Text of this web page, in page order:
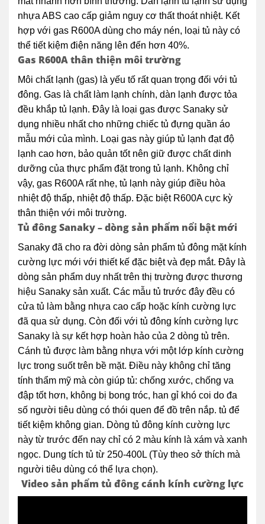
nhựa ABS cao cấp giảm nguy cơ thất thoát nhiệt. Kết
hợp với gas R600A dùng cho máy nén, loại tủ này có
thể tiết kiệm điện năng lên đến hơn 40%.
Gas R600A thân thiện môi trường
Môi chất lạnh (gas) là yếu tố rất quan trọng đối với tủ
đông. Gas là chất làm lạnh chính, dàn lạnh được tỏa
đều khắp tủ lạnh. Đây là loại gas được Sanaky sử
dụng nhiều nhất cho những chiếc tủ đựng quần áo
mẫu mới của mình. Loại gas này giúp tủ lạnh đạt độ
lạnh cao hơn, bảo quản tốt nên giữ được chất dinh
dưỡng của thực phẩm đặt trong tủ lạnh. Không chỉ
vậy, gas R600A rất nhẹ, tủ lạnh này giúp điều hòa
nhiệt độ thấp, nhiệt độ thấp. Đặc biệt R600A cực kỳ
thân thiện với môi trường.
Tủ đông Sanaky – dòng sản phẩm nổi bật mới
Sanaky đã cho ra đời dòng sản phẩm tủ đông mặt kính
cường lực mới với thiết kế đặc biệt và đẹp mắt. Đây là
dòng sản phẩm duy nhất trên thị trường được thương
hiệu Sanaky sản xuất. Các mẫu tủ trước đây đều có
cửa tủ làm bằng nhựa cao cấp hoặc kính cường lực
đã qua sử dụng. Còn đối với tủ đông kính cường lực
Sanaky là sự kết hợp hoàn hảo của 2 dòng tủ trên.
Cánh tủ được làm bằng nhựa với một lớp kính cường
lực trong suốt trên bề mặt. Điều này không chỉ tăng
tính thẩm mỹ mà còn giúp tủ: chống xước, chống va
đập tốt hơn, không bị bong tróc, han gỉ khó coi do đa
số người tiêu dùng có thói quen để đồ trên nắp. tủ để
tiết kiệm không gian. Dòng tủ đông kính cường lực
này từ trước đến nay chỉ có 2 màu kính là xám và xanh
ngọc. Dung tích tủ từ 250-400L (Tùy theo sở thích mà
người tiêu dùng có thể lựa chọn).
Video sản phẩm tủ đông cánh kính cường lực